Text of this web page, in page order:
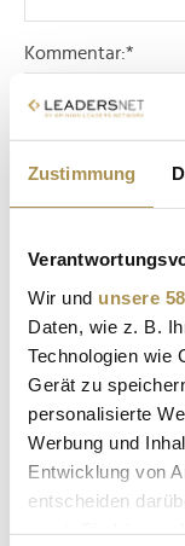
Zustimmung
Wir und unsere
Daten, wie z. B.
Technologien wie
Gerät zu
personalisierte
Werbung und
Entwicklung von
entscheiden
Kommentar:*
Sicherheitscode
* Pflichtfelder.